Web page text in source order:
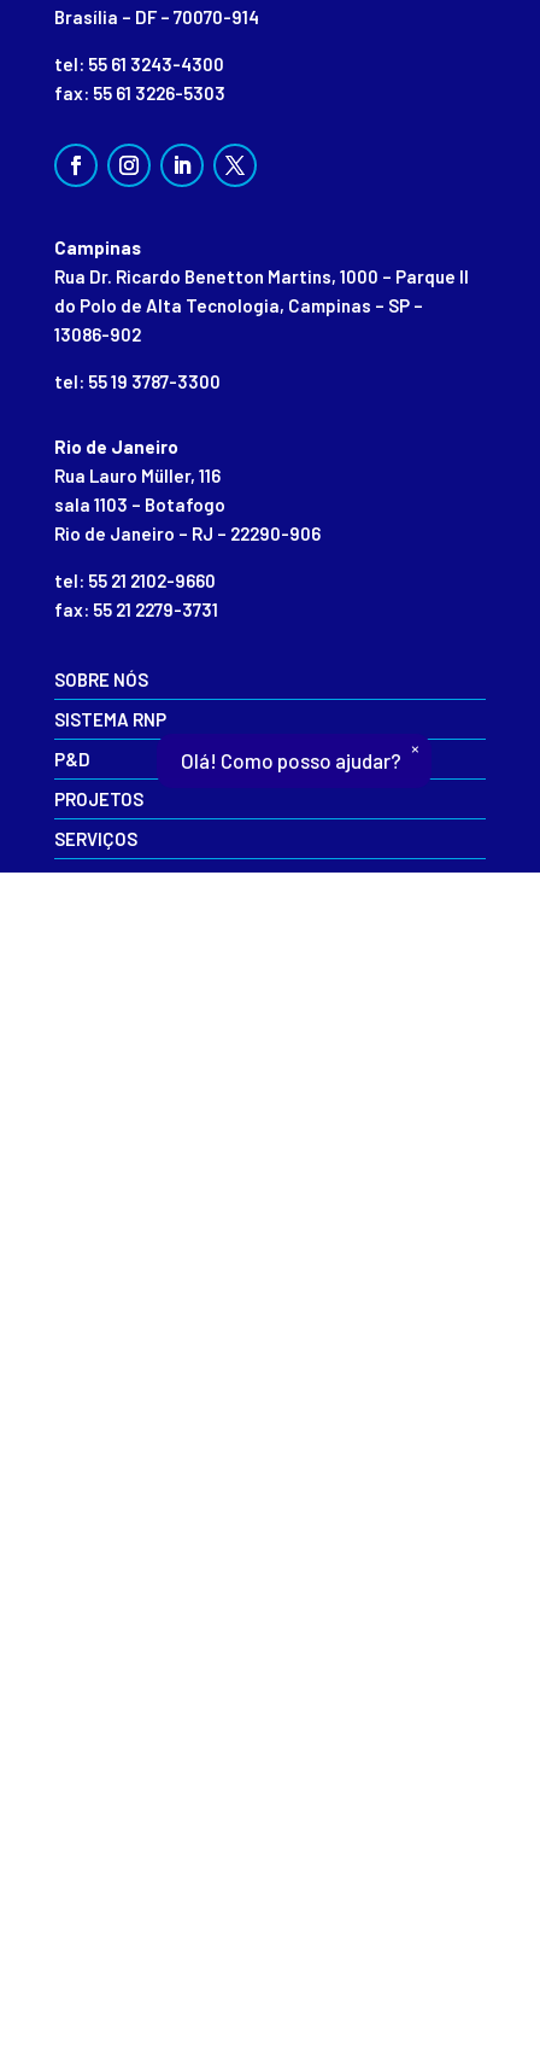
Brasília – DF – 70070-914
tel: 55 61 3243-4300
fax: 55 61 3226-5303
Campinas
Rua Dr. Ricardo Benetton Martins, 1000 – Parque II
do Polo de Alta Tecnologia, Campinas – SP –
13086-902
tel: 55 19 3787-3300
Rio de Janeiro
Rua Lauro Müller, 116
sala 1103 – Botafogo
Rio de Janeiro – RJ – 22290-906
tel: 55 21 2102-9660
fax: 55 21 2279-3731
SOBRE NÓS
SISTEMA RNP
P&D
PROJETOS
SERVIÇOS
EVENTOS
Olá! Como posso ajudar?
×